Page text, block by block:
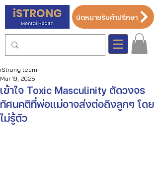
นัดหมายรับคำปรึกษา
เข้าใจ Toxic Masculinity ตัดวงจร
ทัศนคติที่พ่อแม่อาจส่งต่อถึงลูกๆ โดย
ไม่รู้ตัว
iStrong team
Mar 19, 2025